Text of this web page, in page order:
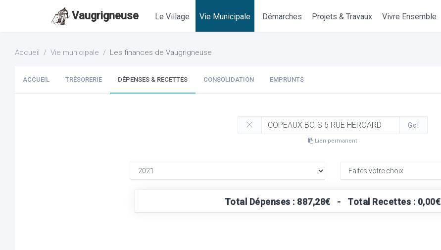
Vaugrigneuse Le Village Vie Municipale Démarches Projets & Travaux Vivre Ensemble
Accueil Vie municipale Les finances de Vaugrigneuse
ACCUEIL TRÉSORERIE DÉPENSES & RECETTES CONSOLIDATION EMPRUNTS
Go!
Lien permanent
Total Dépenses : 887,28€ - Total Recettes : 0,00€